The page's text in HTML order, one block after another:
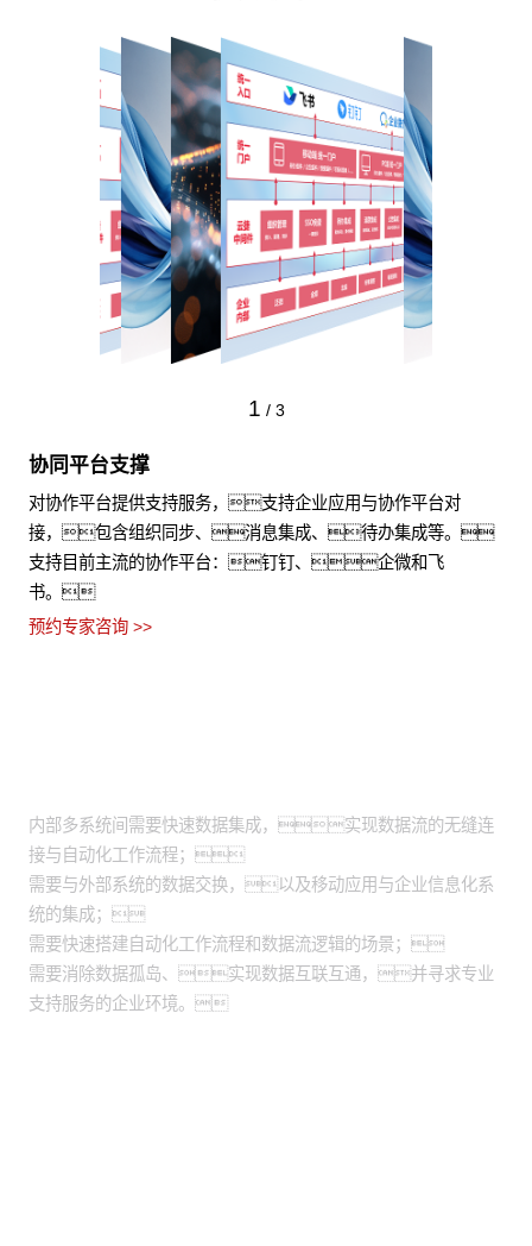
1 / 3
协同平台支撑
对协作平台提供支持服务，支持企业应用与协作平台对
接，包含组织同步、消息集成、待办集成等。
支持目前主流的协作平台：钉钉、企微和飞
书。
预约专家咨询 >>
内部多系统间需要快速数据集成，实现数据流的无缝连
接与自动化工作流程；
需要与外部系统的数据交换，以及移动应用与企业信息化系
统的集成；
需要快速搭建自动化工作流程和数据流逻辑的场景；
需要消除数据孤岛、实现数据互联互通，并寻求专业
支持服务的企业环境。